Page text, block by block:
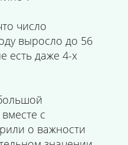
число
выросло до 56
есть даже 4-х
с
о важности